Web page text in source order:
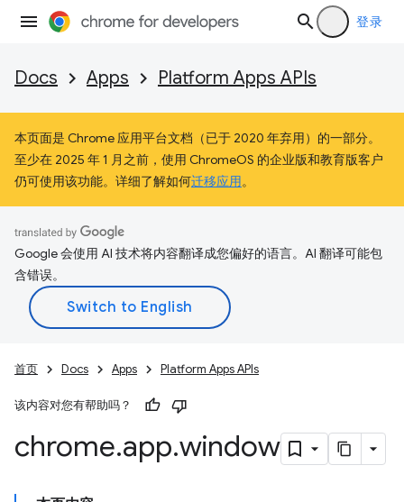
登录
Docs Apps Platform Apps APIs
本页面是 Chrome 应用平台文档（已于 2020 年弃用）的一部分。
至少在 2025 年 1 月之前，使用 ChromeOS 的企业版和教育版客户
仍可使用该功能。详细了解如何迁移应用。
Google 会使用 AI 技术将内容翻译成您偏好的语言。AI 翻译可能包
含错误。
首页 Docs Apps Platform Apps APIs
该内容对您有帮助吗？
chrome.app.window